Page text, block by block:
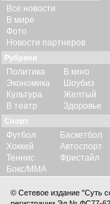
Все новости
В мире
Фото
Новости партнеров
Рубрики
Политика
Экономика
Культура
В театр
В кино
Шоубиз
Желтый
Здоровье
Спорт
Футбол
Хоккей
Теннис
Бокс/ММА
Баскетбол
Автоспорт
Фристайл
© Сетевое издание "Суть